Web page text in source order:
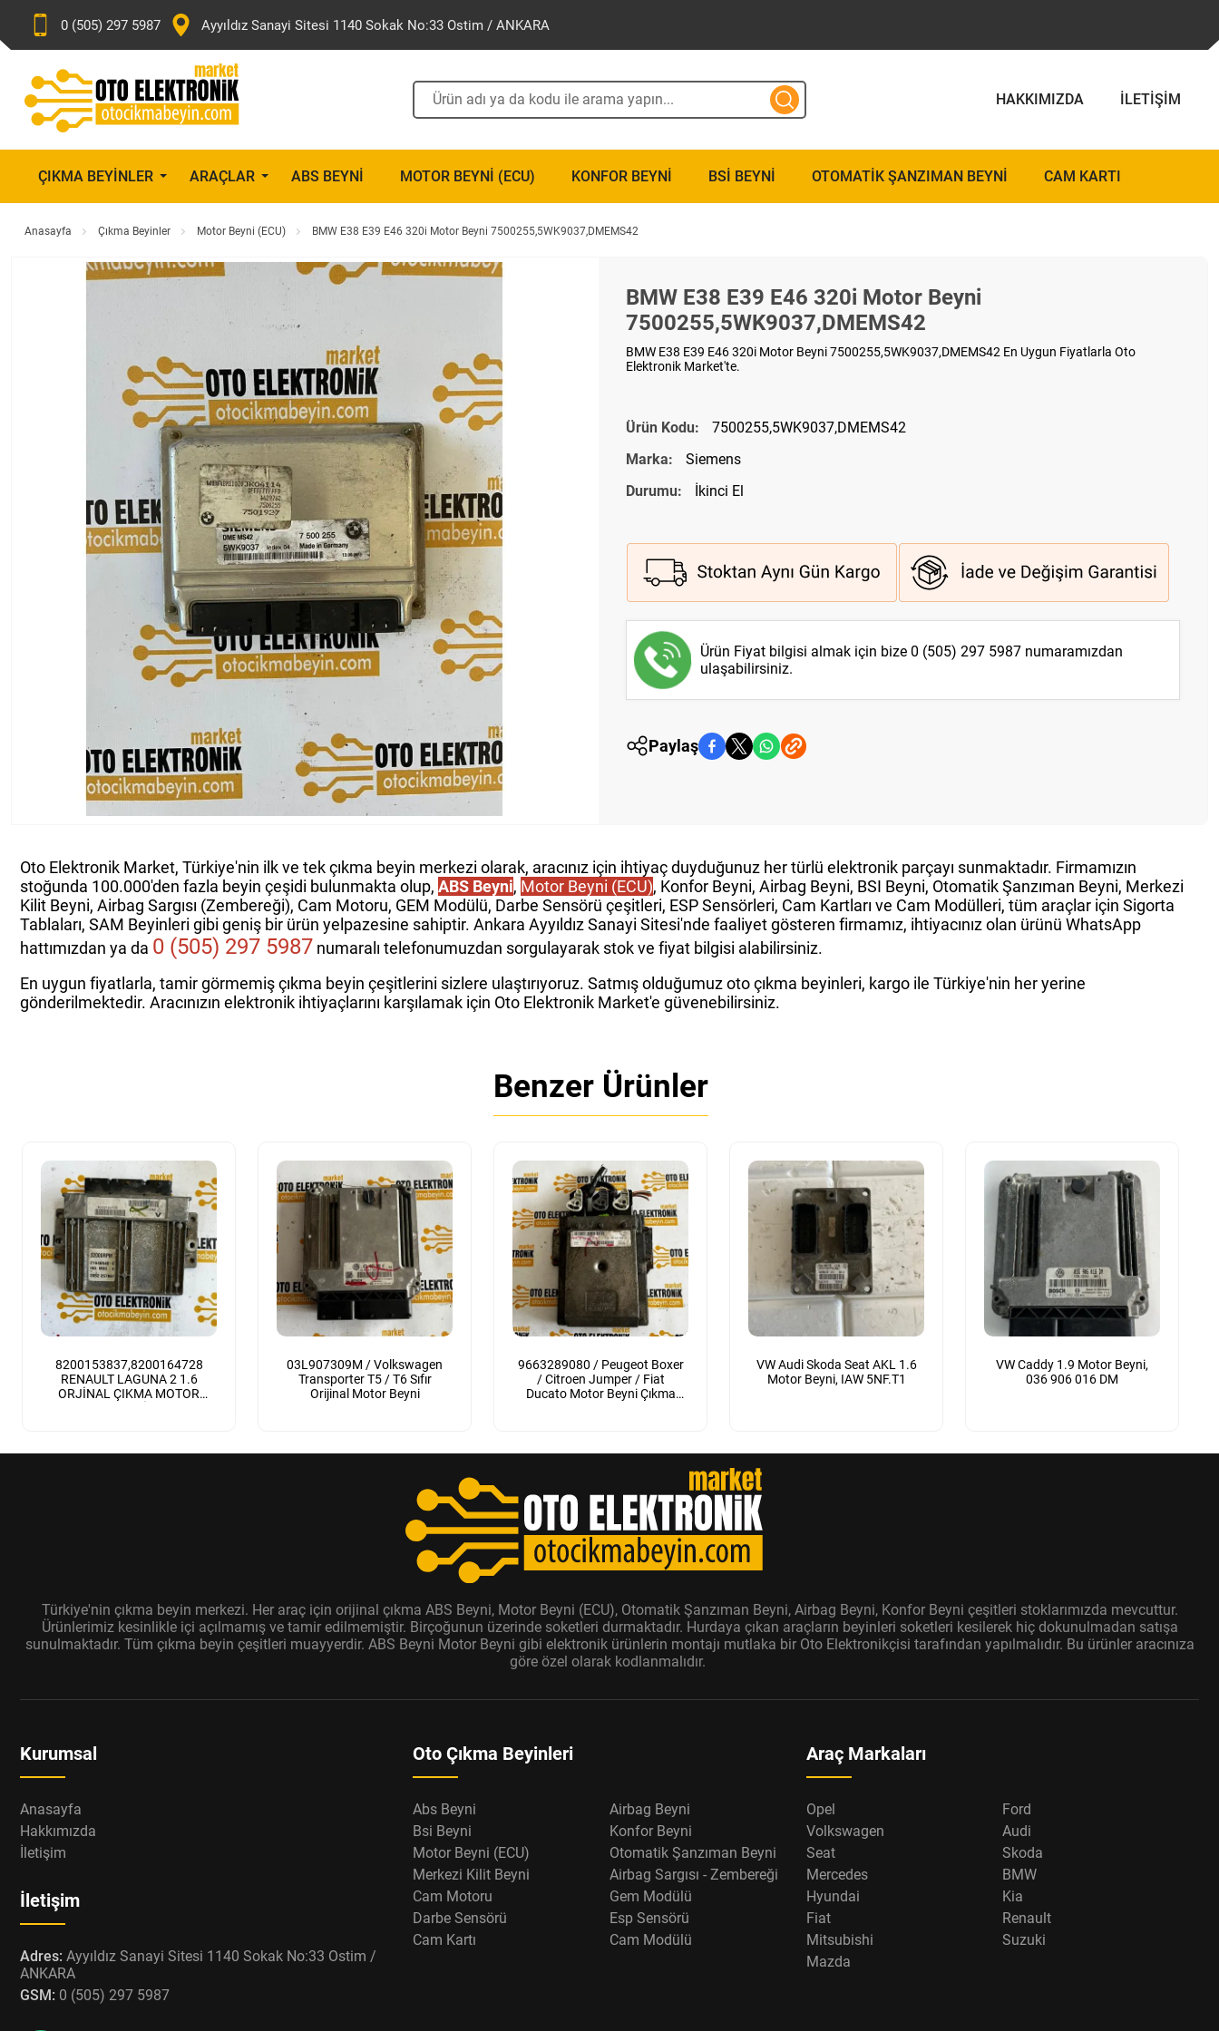
0 (505) 297 5987 Ayyıldız Sanayi Sitesi 1140 Sokak No:33 Ostim / ANKARA
HAKKIMIZDA İLETIŞIM
ÇIKMA BEYINLER ARAÇLAR ABS BEYNI MOTOR BEYNI (ECU) KONFOR BEYNI BSI BEYNI OTOMATIK ŞANZIMAN BEYNI CAM KARTI
Anasayfa Çıkma Beyinler Motor Beyni (ECU) BMW E38 E39 E46 320i Motor Beyni 7500255,5WK9037,DMEMS42
BMW E38 E39 E46 320i Motor Beyni
7500255,5WK9037,DMEMS42
BMW E38 E39 E46 320i Motor Beyni 7500255,5WK9037,DMEMS42 En Uygun Fiyatlarla Oto
Elektronik Market'te.
Ürün Kodu:
7500255,5WK9037,DMEMS42
Marka:
Siemens
Durumu:
İkinci El
Ürün Fiyat bilgisi almak için bize0 (505) 297 5987 numaramızdan
ulaşabilirsiniz.
Paylaş
Oto Elektronik Market, Türkiye'nin ilk ve tek çıkma beyin merkezi olarak, aracınız için ihtiyaç duyduğunuz her türlü elektronik parçayı sunmaktadır. Firmamızın
stoğunda 100.000'den fazla beyin çeşidi bulunmakta olup, ABS Beyni, Motor Beyni (ECU), Konfor Beyni, Airbag Beyni, BSI Beyni, Otomatik Şanzıman Beyni, Merkezi
Kilit Beyni, Airbag Sargısı (Zembereği), Cam Motoru, GEM Modülü, Darbe Sensörü çeşitleri, ESP Sensörleri, Cam Kartları ve Cam Modülleri, tüm araçlar için Sigorta
Tablaları, SAM Beyinleri gibi geniş bir ürün yelpazesine sahiptir. Ankara Ayyıldız Sanayi Sitesi'nde faaliyet gösteren firmamız, ihtiyacınız olan ürünü WhatsApp
hattımızdan ya da 0 (505) 297 5987 numaralı telefonumuzdan sorgulayarak stok ve fiyat bilgisi alabilirsiniz.
En uygun fiyatlarla, tamir görmemiş çıkma beyin çeşitlerini sizlere ulaştırıyoruz. Satmış olduğumuz oto çıkma beyinleri, kargo ile Türkiye'nin her yerine
gönderilmektedir. Aracınızın elektronik ihtiyaçlarını karşılamak için Oto Elektronik Market'e güvenebilirsiniz.
Benzer Ürünler
8200153837,8200164728
RENAULT LAGUNA 2 1.6
ORJİNAL ÇIKMA MOTOR
03L907309M / Volkswagen
Transporter T5 / T6 Sıfır
Orijinal Motor Beyni
9663289080 / Peugeot Boxer
/ Citroen Jumper / Fiat
Ducato Motor Beyni Çıkma
VW Audi Skoda Seat AKL 1.6
Motor Beyni, IAW 5NF.T1
VW Caddy 1.9 Motor Beyni,
036 906 016 DM
Türkiye'nin çıkma beyin merkezi. Her araç için orijinal çıkma ABS Beyni, Motor Beyni (ECU), Otomatik Şanzıman Beyni, Airbag Beyni, Konfor Beyni çeşitleri stoklarımızda mevcuttur.
Ürünlerimiz kesinlikle içi açılmamış ve tamir edilmemiştir. Birçoğunun üzerinde soketleri durmaktadır. Hurdaya çıkan araçların beyinleri soketleri kesilerek hiç dokunulmadan satışa
sunulmaktadır. Tüm çıkma beyin çeşitleri muayyerdir. ABS Beyni Motor Beyni gibi elektronik ürünlerin montajı mutlaka bir Oto Elektronikçisi tarafından yapılmalıdır. Bu ürünler aracınıza
göre özel olarak kodlanmalıdır.
Kurumsal
Anasayfa
Hakkımızda
İletişim
İletişim
Adres: Ayyıldız Sanayi Sitesi 1140 Sokak No:33 Ostim /
ANKARA
GSM: 0 (505) 297 5987
Oto Çıkma Beyinleri
Abs Beyni
Airbag Beyni
Bsi Beyni
Konfor Beyni
Motor Beyni (ECU)
Otomatik Şanzıman Beyni
Merkezi Kilit Beyni
Airbag Sargısı - Zembereği
Cam Motoru
Gem Modülü
Darbe Sensörü
Esp Sensörü
Cam Kartı
Cam Modülü
Araç Markaları
Opel
Ford
Volkswagen
Audi
Seat
Skoda
Mercedes
BMW
Hyundai
Kia
Fiat
Renault
Mitsubishi
Suzuki
Mazda